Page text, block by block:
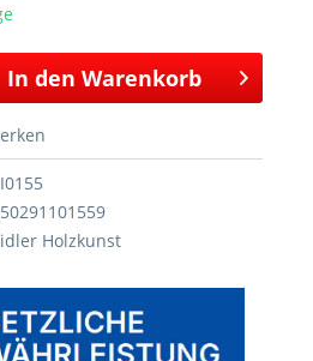
In den Warenkorb
Holzkunst